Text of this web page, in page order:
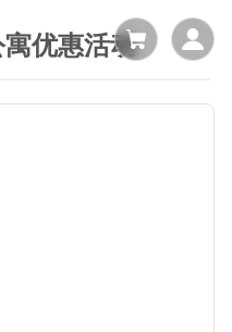
优惠活动